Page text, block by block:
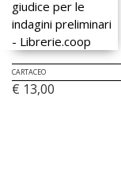
CARTACEO
€ 13,00